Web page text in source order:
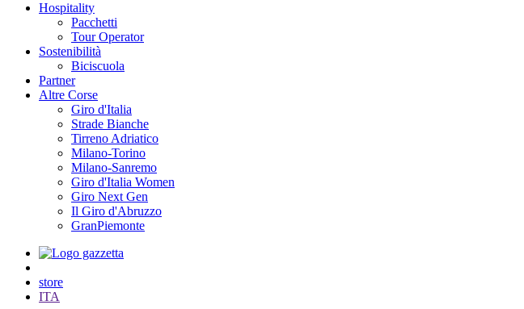
Hospitality
Pacchetti
Tour Operator
Sostenibilità
Biciscuola
Partner
Altre Corse
Giro d'Italia
Strade Bianche
Tirreno Adriatico
Milano-Torino
Milano-Sanremo
Giro d'Italia Women
Giro Next Gen
Il Giro d'Abruzzo
GranPiemonte
store
ITA